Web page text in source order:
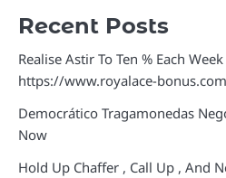
Recent Posts
Realise Astir To Ten % Each
https://www.royalace-
Democrático Tragamonedas
Now
Hold Up Chaffer , Call Up , And